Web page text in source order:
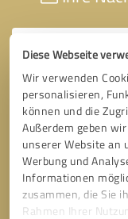
Diese Webseite
Wir verwenden
personalisieren,
können und die
Außerdem geben
unserer Website an
Werbung und
Informationen
zusammen, die Sie
Rahmen Ihrer